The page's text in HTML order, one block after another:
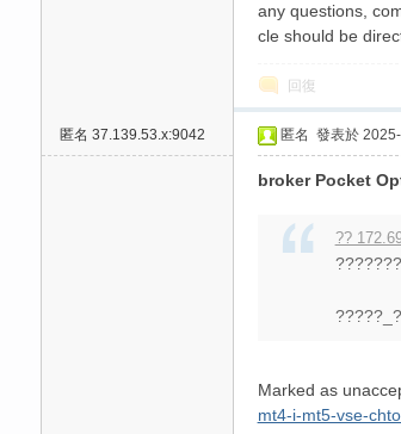
any questions,
cle should be
回復
匿名 37.139.53.x:9042 匿名 發表於
broker Pocket
??
?????_?
Marked as
mt4-i-mt5-vse-